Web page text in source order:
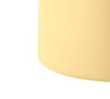
Harstad -
Skillevegen 5,
Åpent i dag 10-20